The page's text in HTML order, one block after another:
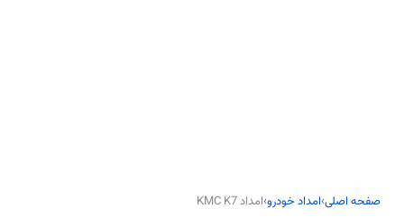
صفحه اصلی›امداد خودرو›امداد KMC K7